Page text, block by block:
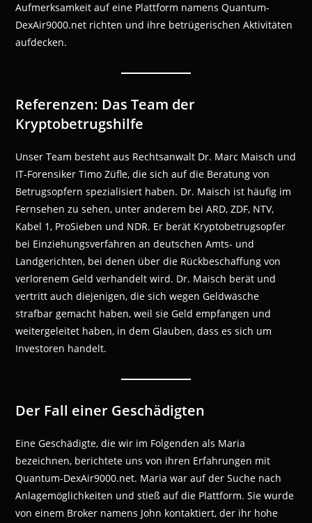
Aufmerksamkeit auf eine Plattform namens Quantum-
DexAir9000.net richten und ihre betrügerischen Aktivitäten
aufdecken.
Referenzen: Das Team der
Kryptobetrugshilfe
Unser Team besteht aus Rechtsanwalt Dr. Marc Maisch und
IT-Forensiker Timo Züfle, die sich auf die Beratung von
Betrugsopfern spezialisiert haben. Dr. Maisch ist häufig im
Fernsehen zu sehen, unter anderem bei ARD, ZDF, NTV,
Kabel 1, ProSieben und NDR. Er berät Kryptobetrugsopfer
bei Einziehungsverfahren an deutschen Amts- und
Landgerichten, bei denen über die Rückbeschaffung von
verlorenem Geld verhandelt wird. Dr. Maisch berät und
vertritt auch diejenigen, die sich wegen Geldwäsche
strafbar gemacht haben, weil sie Geld empfangen und
weitergeleitet haben, in dem Glauben, dass es sich um
Investoren handelt.
Der Fall einer Geschädigten
Eine Geschädigte, die wir im Folgenden als Maria
bezeichnen, berichtete uns von ihren Erfahrungen mit
Quantum-DexAir9000.net. Maria war auf der Suche nach
Anlagemöglichkeiten und stieß auf die Plattform. Sie wurde
von einem Broker namens John kontaktiert, der ihr hohe